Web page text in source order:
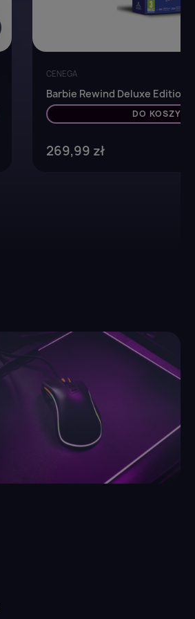
CENEGA
Barbie Rewind Deluxe Edition
DO KOSZYKA
269,99 zł